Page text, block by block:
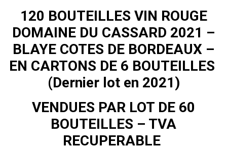
120 BOUTEILLES VIN ROUGE
DOMAINE DU CASSARD 2021 –
BLAYE COTES DE BORDEAUX –
EN CARTONS DE 6 BOUTEILLES
(Dernier lot en 2021)
VENDUES PAR LOT DE 60
BOUTEILLES – TVA
RECUPERABLE